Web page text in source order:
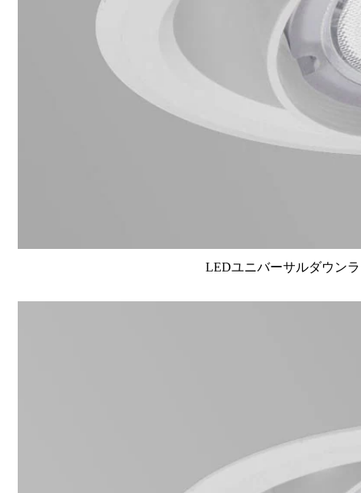
LEDユニバーサルダウン